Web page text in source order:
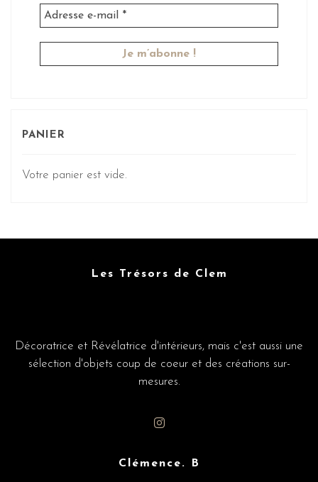
PANIER
Votre panier est vide.
Les Trésors de Clem
Décoratrice et Révélatrice d'intérieurs, mais c'est aussi une
sélection d'objets coup de coeur et des créations sur-
mesures.
Clémence. B